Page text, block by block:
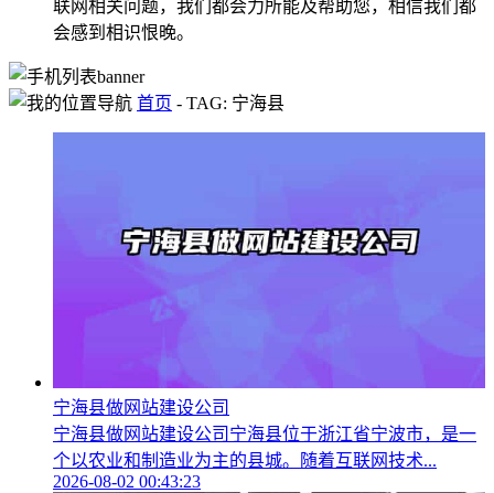
联网相关问题，我们都会力所能及帮助您，相信我们都
会感到相识恨晚。
首页 - TAG: 宁海县
宁海县做网站建设公司
宁海县做网站建设公司宁海县位于浙江省宁波市，是一
个以农业和制造业为主的县城。随着互联网技术...
2026-08-02 00:43:23